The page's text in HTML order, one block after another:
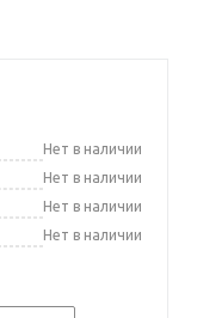
Нет в наличии
Нет в наличии
Нет в наличии
Нет в наличии